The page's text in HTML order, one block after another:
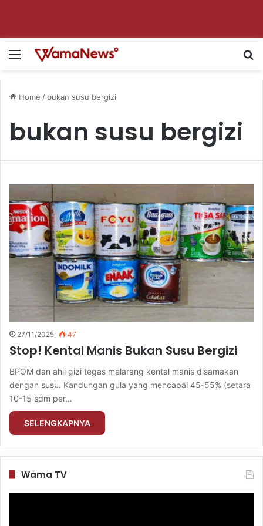
Menu
Home / bukan susu bergizi
bukan susu bergizi
27/11/2025 47
Stop! Kental Manis Bukan Susu Bergizi
BPOM dan ahli gizi tegas melarang kental manis disamakan
dengan susu. Kandungan gula yang mencapai 45-55% (setara
10-15 sdm per…
SELENGKAPNYA
Wama TV